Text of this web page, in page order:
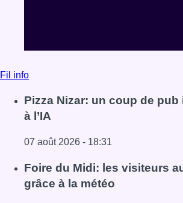
Fil info
Pizza Nizar: un coup de
à l’IA
07 août 2026 - 18:31
Lire l'article Pizza Nizar: un coup de
Foire du Midi: les visiteurs
grâce à la météo